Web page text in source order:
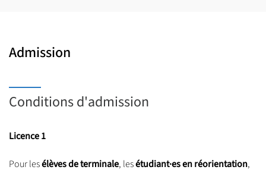
Admission
Conditions d'admission
Licence 1
Pour lesélèves de terminale, lesétudiant·es en réorientation,